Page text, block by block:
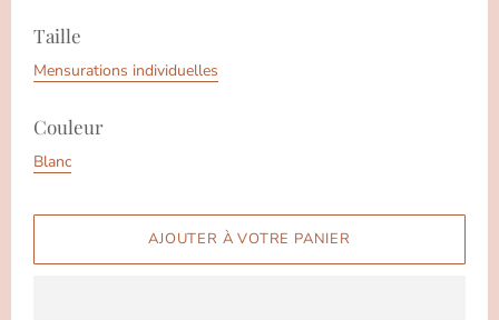
Taille
Mensurations individuelles
Couleur
Blanc